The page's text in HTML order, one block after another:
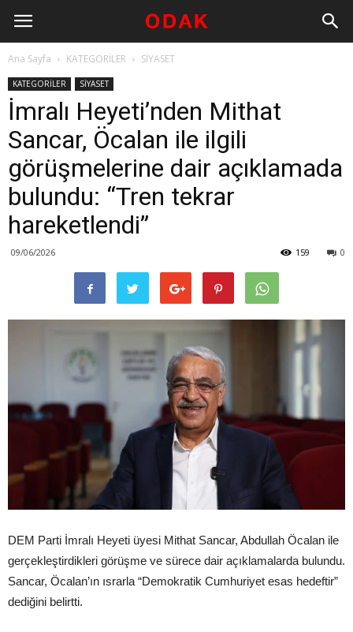
Ana Sayfa KATEGORİLER SİYASET
KATEGORİLER SİYASET
İmralı Heyeti’nden Mithat
Sancar, Öcalan ile ilgili
görüşmelerine dair açıklamada
bulundu: “Tren tekrar
hareketlendi”
09/06/2026 0
159
DEM Parti İmralı Heyeti üyesi Mithat Sancar, Abdullah Öcalan ile
gerçekleştirdikleri görüşme ve sürece dair açıklamalarda bulundu.
Sancar, Öcalan’ın ısrarla “Demokratik Cumhuriyet esas hedeftir”
dediğini belirtti.